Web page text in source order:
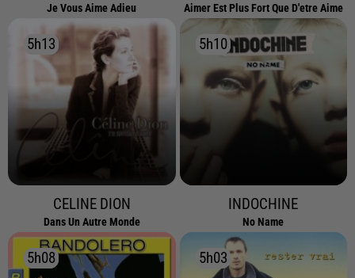
Je Vous Aime Adieu Aimer Est Plus Fort Que D'etre Aime
5h13
5h13
CELINE DION
Dans Un Autre Monde
5h10
5h10
INDOCHINE
No Name
5h08
5h08 5h03
5h03